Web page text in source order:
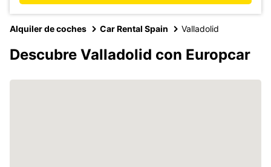
Alquiler de coches Car Rental Spain Valladolid
Descubre Valladolid con Europcar